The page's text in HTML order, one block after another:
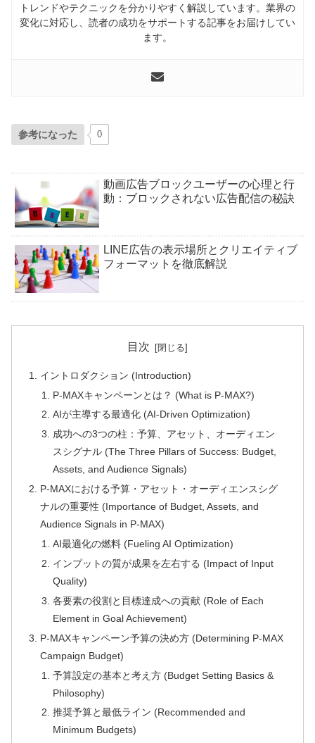
トレンドやテクニックを分かりやすく解説しています。業界の
変化に対応し、読者の成功をサポートする記事をお届けしてい
ます。
参考になった 0
動画広告ブロックユーザーの心理と行
動：ブロックされない広告配信の秘訣
LINE広告の表示場所とクリエイティブ
フォーマットを徹底解説
目次
イントロダクション (Introduction)
P-MAXキャンペーンとは？ (What is P-MAX?)
AIが主導する最適化 (AI-Driven Optimization)
成功への3つの柱：予算、アセット、オーディエン
スシグナル (The Three Pillars of Success: Budget,
Assets, and Audience Signals)
P-MAXにおける予算・アセット・オーディエンスシグ
ナルの重要性 (Importance of Budget, Assets, and
Audience Signals in P-MAX)
AI最適化の燃料 (Fueling AI Optimization)
インプットの質が成果を左右する (Impact of Input
Quality)
各要素の役割と目標達成への貢献 (Role of Each
Element in Goal Achievement)
P-MAXキャンペーン予算の決め方 (Determining P-MAX
Campaign Budget)
予算設定の基本と考え方 (Budget Setting Basics &
Philosophy)
推奨予算と最低ライン (Recommended and
Minimum Budgets)